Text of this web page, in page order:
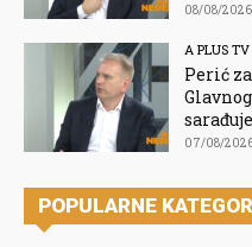
08/08/2026
A PLUS TV
Perić
07/08/
POPULARNE